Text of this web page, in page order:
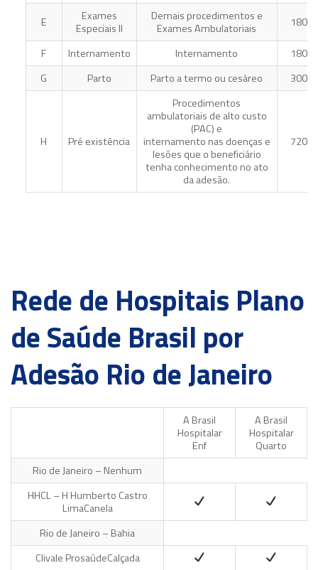
E
Exames
Especiais II
Demais procedimentos e
Exames Ambulatoriais
180
F
Internamento Internamento
180
G
Parto Parto a termo ou cesáreo 300
H Pré existência
Procedimentos
ambulatoriais de alto custo
(PAC) e
internamento nas doenças e
lesões que o beneficiário
tenha conhecimento no ato
da adesão.
720
Rede de Hospitais Plano
de Saúde Brasil por
Adesão Rio de Janeiro
A Brasil
Hospitalar
Enf
A Brasil
Hospitalar
Quarto
Rio de Janeiro – Nenhum
HHCL – H Humberto Castro
LimaCanela
Rio de Janeiro – Bahia
Clivale ProsaúdeCalçada